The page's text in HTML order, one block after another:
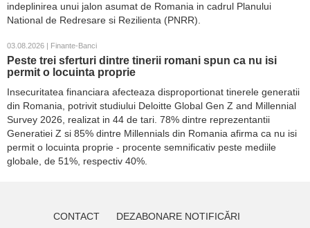
indeplinirea unui jalon asumat de Romania in cadrul Planului
National de Redresare si Rezilienta (PNRR).
03.08.2026 | Finante-Banci
Peste trei sferturi dintre tinerii romani spun ca nu isi
permit o locuinta proprie
Insecuritatea financiara afecteaza disproportionat tinerele generatii
din Romania, potrivit studiului Deloitte Global Gen Z and Millennial
Survey 2026, realizat in 44 de tari. 78% dintre reprezentantii
Generatiei Z si 85% dintre Millennials din Romania afirma ca nu isi
permit o locuinta proprie - procente semnificativ peste mediile
globale, de 51%, respectiv 40%.
CONTACT DEZABONARE NOTIFICĂRI